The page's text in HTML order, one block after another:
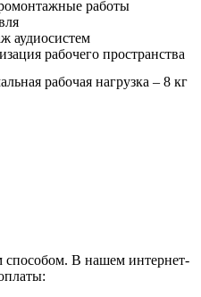
работы
аудиосистем
рабочего пространства
рабочая нагрузка – 8 кг
В нашем интернет-